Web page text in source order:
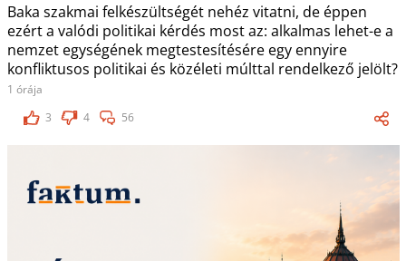
Baka szakmai felkészültségét nehéz vitatni, de éppen
ezért a valódi politikai kérdés most az: alkalmas lehet-e a
nemzet egységének megtestesítésére egy ennyire
konfliktusos politikai és közéleti múlttal rendelkező jelölt?
1 órája
3
4 56